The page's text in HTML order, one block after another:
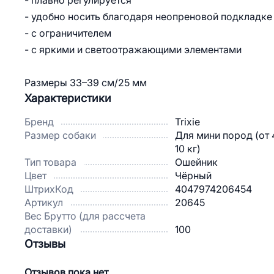
- удобно носить благодаря неопреновой подкладке
- с ограничителем
- с яркими и светоотражающими элементами
Размеры 33–39 см/25 мм
Характеристики
Бренд
Trixie
Размер собаки
Для мини пород (от
10 кг)
Тип товара
Ошейник
Цвет
Чёрный
ШтрихКод
4047974206454
Артикул
20645
Вес Брутто (для рассчета
доставки)
100
Отзывы